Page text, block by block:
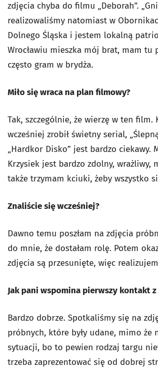
zdjęcia chyba do filmu „Deborah”.
realizowaliśmy natomiast w
Dolnego Śląska i jestem lokalną
Wrocławiu mieszka mój brat, mam tu
często gram w brydża.
Miło się wraca na plan filmowy?
Tak, szczególnie, że wierzę w ten film.
wcześniej zrobił świetny serial,
„Hardkor Disko” jest bardzo ciekawy.
Krzysiek jest bardzo zdolny, wrażliwy,
także trzymam kciuki, żeby wszystko
Znaliście się wcześniej?
Dawno temu poszłam na zdjęcia
do mnie, że dostałam rolę. Potem
zdjęcia są przesunięte, więc
Jak pani wspomina pierwszy kontakt z
Bardzo dobrze. Spotkaliśmy się na
próbnych, które były udane, mimo że
sytuacji, bo to pewien rodzaj targu
trzeba zaprezentować się od dobrej